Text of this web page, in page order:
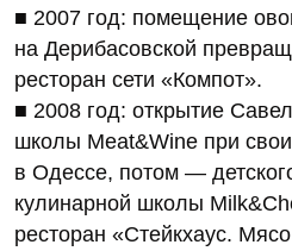
■ 2007 год: помещение
на Дерибасовской
ресторан сети «Компот».
■ 2008 год: открытие
школы Meat&Wine при
в Одессе, потом —
кулинарной школы
ресторан «Стейкхаус.